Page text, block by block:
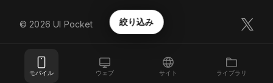
モバイル ウェブ サイト ライブラリ
絞り込み
©︎ 2026 UI Pocket